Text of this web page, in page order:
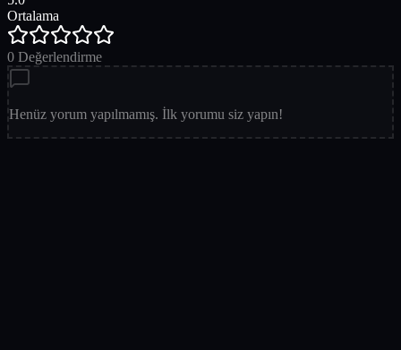
Ortalama
0 Değerlendirme
Henüz yorum yapılmamış. İlk yorumu siz yapın!